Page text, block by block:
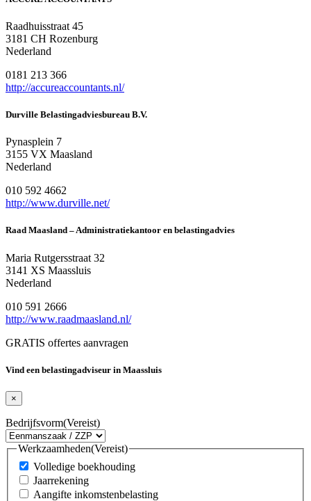
Raadhuisstraat 45
3181 CH Rozenburg
Nederland
0181 213 366
http://accureaccountants.nl/
Durville Belastingadviesbureau B.V.
Pynasplein 7
3155 VX Maasland
Nederland
010 592 4662
http://www.durville.net/
Raad Maasland – Administratiekantoor en belastingadvies
Maria Rutgersstraat 32
3141 XS Maassluis
Nederland
010 591 2666
http://www.raadmaasland.nl/
GRATIS offertes aanvragen
Vind een belastingadviseur in Maassluis
×
Bedrijfsvorm(Vereist)
Werkzaamheden(Vereist)
Volledige boekhouding
Jaarrekening
Aangifte inkomstenbelasting